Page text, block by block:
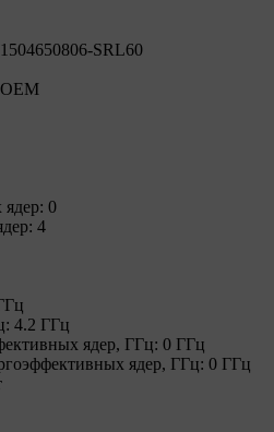
SRL60
OEM
0
4
4.2 ГГц
ядер, ГГц: 0 ГГц
ядер, ГГц: 0 ГГц